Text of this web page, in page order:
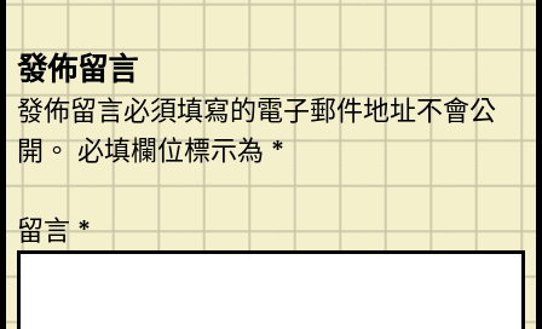
發佈留言
發佈留言必須填寫的電子郵件地址不會公
開。必填欄位標示為*
留言*